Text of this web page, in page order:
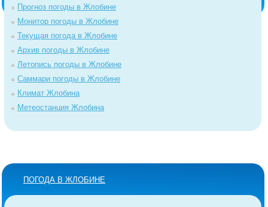
Прогноз погоды в Жлобине
Монитор погоды в Жлобине
Текущая погода в Жлобине
Архив погоды в Жлобине
Летопись погоды в Жлобине
Саммари погоды в Жлобине
Климат Жлобина
Метеостанция Жлобина
ПОГОДА В ЖЛОБИНЕ